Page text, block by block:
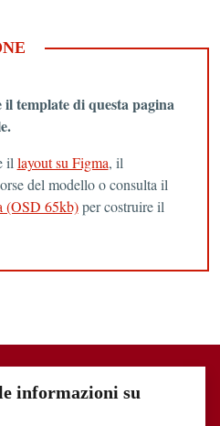
il template di questa pagina
il layout su Figma, il
del modello o consulta il
(OSD 65kb)per costruire il
informazioni su